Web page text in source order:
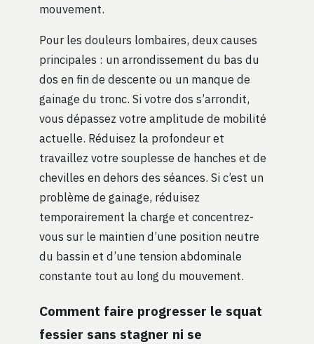
mouvement.
Pour les douleurs lombaires, deux causes
principales : un arrondissement du bas du
dos en fin de descente ou un manque de
gainage du tronc. Si votre dos s’arrondit,
vous dépassez votre amplitude de mobilité
actuelle. Réduisez la profondeur et
travaillez votre souplesse de hanches et de
chevilles en dehors des séances. Si c’est un
problème de gainage, réduisez
temporairement la charge et concentrez-
vous sur le maintien d’une position neutre
du bassin et d’une tension abdominale
constante tout au long du mouvement.
Comment faire progresser le squat
fessier sans stagner ni se